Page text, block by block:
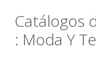
Catálogos
: Moda Y